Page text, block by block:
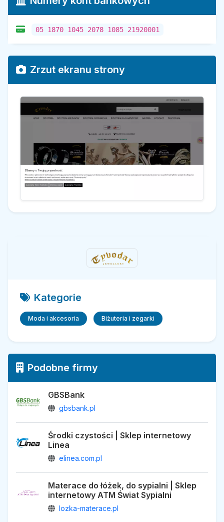
05 1870 1045 2078 1085 21920001
Zrzut ekranu strony
Kategorie
Moda i akcesoria Biżuteria i zegarki
Podobne firmy
GBSBank
gbsbank.pl
Środki czystości | Sklep internetowy
Linea
elinea.com.pl
Materace do łóżek, do sypialni | Sklep
internetowy ATM Świat Sypialni
lozka-materace.pl